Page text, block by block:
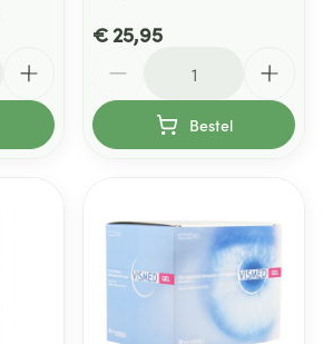
€ 25,95
Bestel